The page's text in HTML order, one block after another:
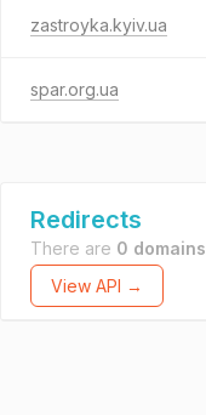
zastroyka.kyiv.ua
spar.org.ua
Redirects
There are 0 domains
View API →